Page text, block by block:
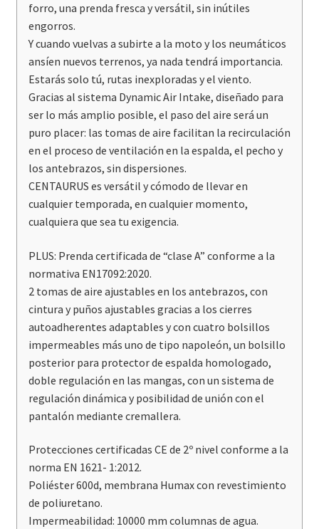
forro, una prenda fresca y versátil, sin inútiles
engorros.
Y cuando vuelvas a subirte a la moto y los neumáticos
ansíen nuevos terrenos, ya nada tendrá importancia.
Estarás solo tú, rutas inexploradas y el viento.
Gracias al sistema Dynamic Air Intake, diseñado para
ser lo más amplio posible, el paso del aire será un
puro placer: las tomas de aire facilitan la recirculación
en el proceso de ventilación en la espalda, el pecho y
los antebrazos, sin dispersiones.
CENTAURUS es versátil y cómodo de llevar en
cualquier temporada, en cualquier momento,
cualquiera que sea tu exigencia.
PLUS: Prenda certificada de “clase A” conforme a la
normativa EN17092:2020.
2 tomas de aire ajustables en los antebrazos, con
cintura y puños ajustables gracias a los cierres
autoadherentes adaptables y con cuatro bolsillos
impermeables más uno de tipo napoleón, un bolsillo
posterior para protector de espalda homologado,
doble regulación en las mangas, con un sistema de
regulación dinámica y posibilidad de unión con el
pantalón mediante cremallera.
Protecciones certificadas CE de 2º nivel conforme a la
norma EN 1621- 1:2012.
Poliéster 600d, membrana Humax con revestimiento
de poliuretano.
Impermeabilidad: 10000 mm columnas de agua.